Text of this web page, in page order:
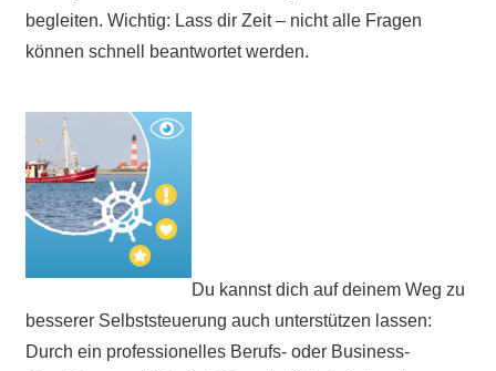
begleiten. Wichtig: Lass dir Zeit – nicht alle Fragen
können schnell beantwortet werden.
Du kannst dich auf deinem Weg zu
besserer Selbststeuerung auch unterstützen lassen:
Durch ein professionelles Berufs- oder Business-